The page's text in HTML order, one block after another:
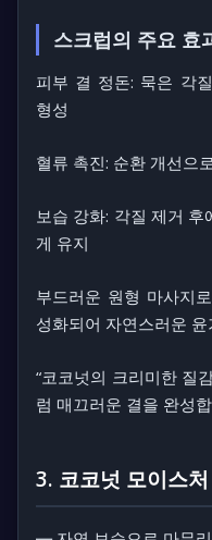
스크럽의 주요 효
피부 결 정돈: 묵은 각
형성
혈류 촉진: 순환 개선으
보습 강화: 각질 제거
게 유지
부드러운 원형 마사지
성화되어 자연스러운
“코코넛의 크리미한 질
럼 매끄러운 결을 완성
3. 코코넛 모이스